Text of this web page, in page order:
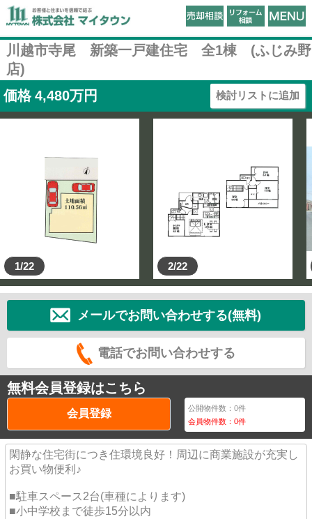
川越市寺尾 新築一戸建住宅 全1棟 (ふじみ野
店)
価格 4,480万円 検討リストに追加
1/22 2/22
メールでお問い合わせする(無料)
電話でお問い合わせする
無料会員登録はこちら
会員登録 公開物件数：0件
会員物件数：0件
閑静な住宅街につき住環境良好！周辺に商業施設が充実し
お買い物便利♪
■駐車スペース2台(車種によります)
■小中学校まで徒歩15分以内